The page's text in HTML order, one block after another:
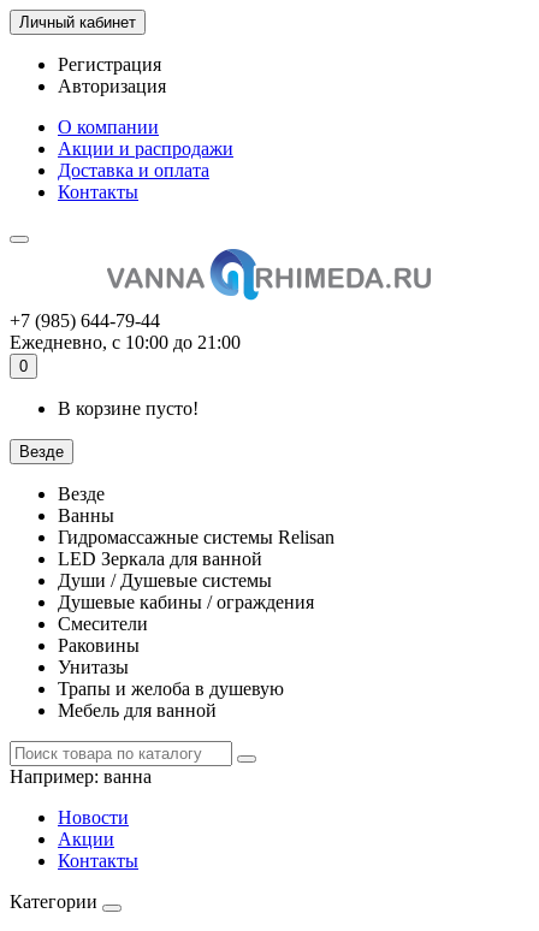
Личный кабинет
Регистрация
Авторизация
О компании
Акции и распродажи
Доставка и оплата
Контакты
+7 (985) 644-79-44
Ежедневно, с 10:00 до 21:00
0
В корзине пусто!
Везде
Везде
Ванны
Гидромассажные системы Relisan
LED Зеркала для ванной
Души / Душевые системы
Душевые кабины / ограждения
Смесители
Раковины
Унитазы
Трапы и желоба в душевую
Мебель для ванной
Например: ванна
Новости
Акции
Контакты
Категории